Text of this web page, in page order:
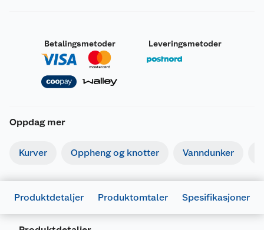
Betalingsmetoder Leveringsmetoder
Oppdag mer
Kurver Oppheng og knotter Vanndunker
Produktdetaljer Produktomtaler Spesifikasjoner